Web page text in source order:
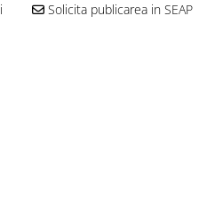
Solicita publicarea in SEAP